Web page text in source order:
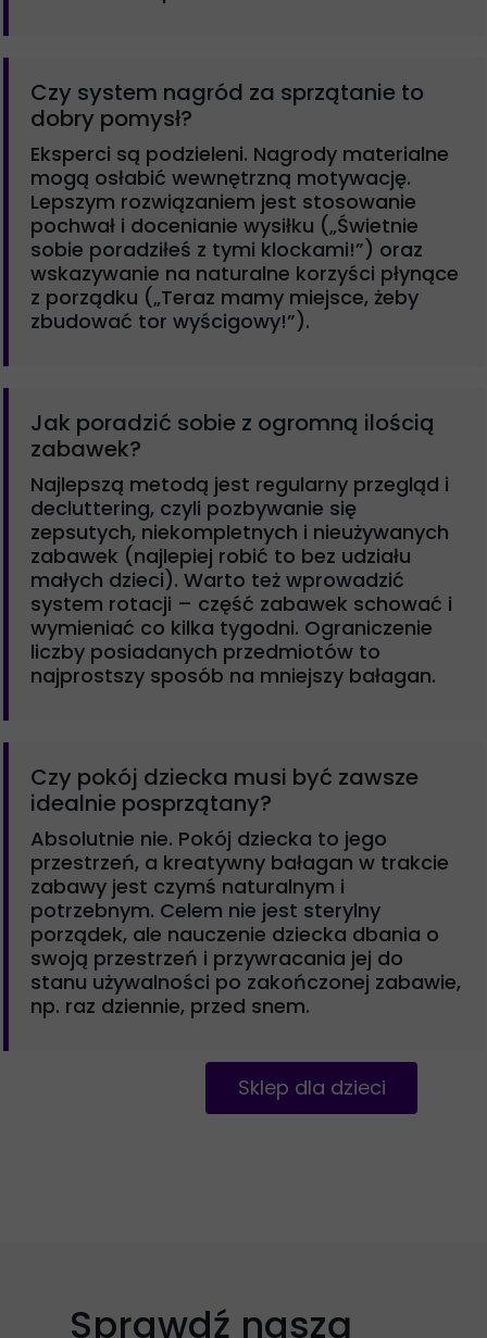
Sklep dla dzieci
Czy system nagród za sprzątanie to
dobry pomysł?
Eksperci są podzieleni. Nagrody materialne
mogą osłabić wewnętrzną motywację.
Lepszym rozwiązaniem jest stosowanie
pochwał i docenianie wysiłku („Świetnie
sobie poradziłeś z tymi klockami!”) oraz
wskazywanie na naturalne korzyści płynące
z porządku („Teraz mamy miejsce, żeby
zbudować tor wyścigowy!”).
Jak poradzić sobie z ogromną ilością
zabawek?
Najlepszą metodą jest regularny przegląd i
decluttering, czyli pozbywanie się
zepsutych, niekompletnych i nieużywanych
zabawek (najlepiej robić to bez udziału
małych dzieci). Warto też wprowadzić
system rotacji – część zabawek schować i
wymieniać co kilka tygodni. Ograniczenie
liczby posiadanych przedmiotów to
najprostszy sposób na mniejszy bałagan.
Czy pokój dziecka musi być zawsze
idealnie posprzątany?
Absolutnie nie. Pokój dziecka to jego
przestrzeń, a kreatywny bałagan w trakcie
zabawy jest czymś naturalnym i
potrzebnym. Celem nie jest sterylny
porządek, ale nauczenie dziecka dbania o
swoją przestrzeń i przywracania jej do
stanu używalności po zakończonej zabawie,
np. raz dziennie, przed snem.
Sprawdź naszą